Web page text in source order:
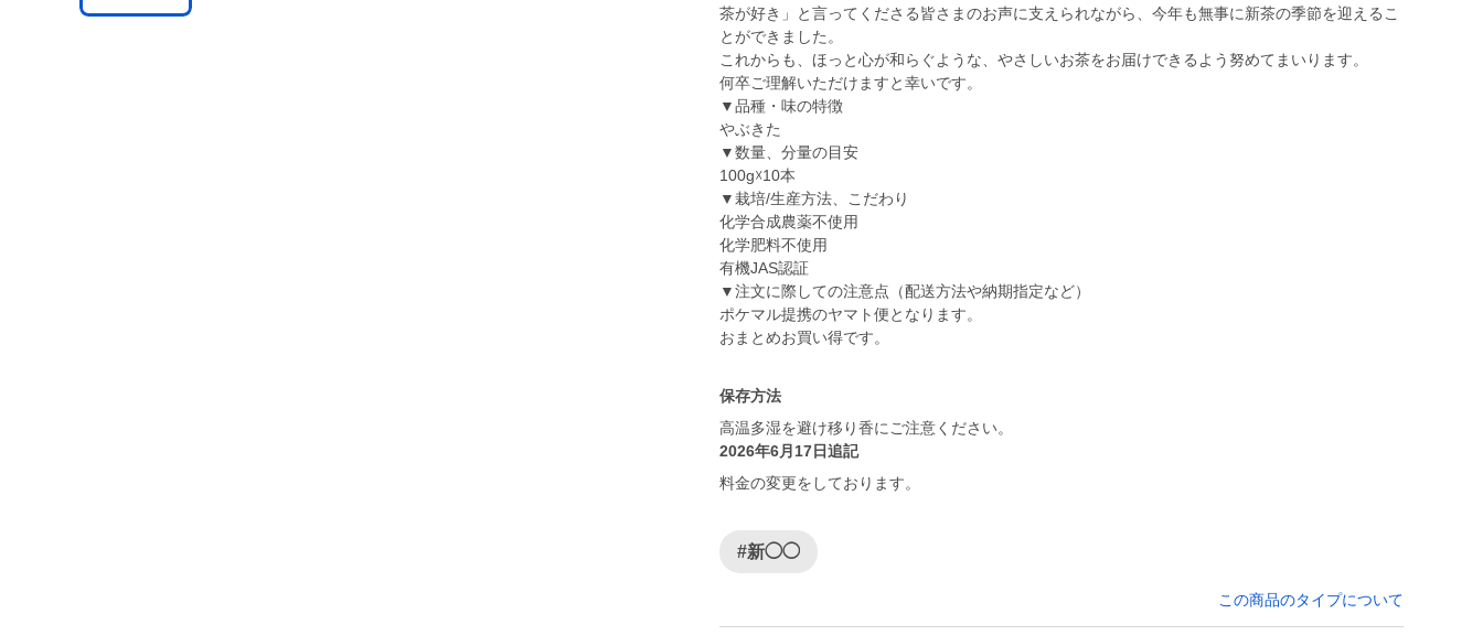
茶が好き」と言ってくださる皆さまのお声に支えられながら、今年も無事に新茶の季節を迎えるこ
とができました。
これからも、ほっと心が和らぐような、やさしいお茶をお届けできるよう努めてまいります。
何卒ご理解いただけますと幸いです。
▼品種・味の特徴
やぶきた
▼数量、分量の目安
100g☓10本
▼栽培/生産方法、こだわり
化学合成農薬不使用
化学肥料不使用
有機JAS認証
▼注文に際しての注意点（配送方法や納期指定など）
ポケマル提携のヤマト便となります。
おまとめお買い得です。
保存方法
高温多湿を避け移り香にご注意ください。
2026年6月17日追記
料金の変更をしております。
#新◯◯
この商品のタイプについて